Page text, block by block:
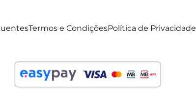
Termos e CondiçõesPolítica de Privacidade